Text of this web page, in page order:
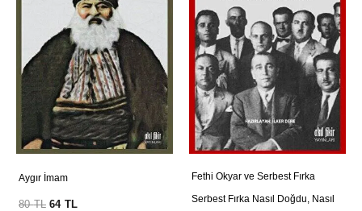
Aygır İmam
80TL 64 TL
Fethi Okyar ve Serbest Fırka
Serbest Fırka Nasıl Doğdu, Nasıl